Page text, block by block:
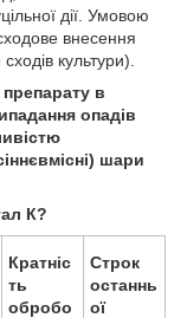
дії. Умовою
внесення
культури).
в
опадів
шари
К?
Кратніс
ть
обробо
Строк
останнь
ої